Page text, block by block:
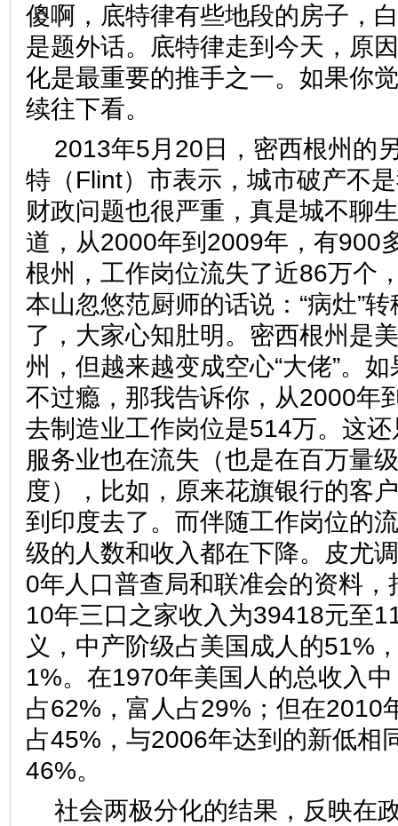
傻啊，底特律有些地段的房子，
是题外话。底特律走到今天，原
化是最重要的推手之一。如果你
续往下看。
2013年5月20日，密西根州的
特（Flint）市表示，城市破产不
财政问题也很严重，真是城不聊
道，从2000年到2009年，有900
根州，工作岗位流失了近86万个
本山忽悠范厨师的话说：“病灶”
了，大家心知肚明。密西根州是
州，但越来越变成空心“大佬”。
不过瘾，那我告诉你，从2000年
去制造业工作岗位是514万。这
服务业也在流失（也是在百万量
度），比如，原来花旗银行的客
到印度去了。而伴随工作岗位的
级的人数和收入都在下降。皮尤
0年人口普查局和联准会的资料
10年三口之家收入为39418元至
义，中产阶级占美国成人的51%
1%。在1970年美国人的总收入
占62%，富人占29%；但在2010
占45%，与2006年达到的新低相
46%。
社会两极分化的结果，反映在